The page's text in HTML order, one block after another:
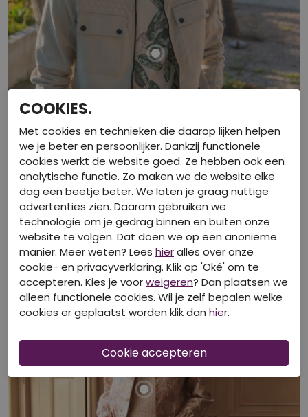
Bekijk look
COOKIES.
Met cookies en technieken die daarop lijken helpen
we je beter en persoonlijker. Dankzij functionele
cookies werkt de website goed. Ze hebben ook een
analytische functie. Zo maken we de website elke
dag een beetje beter. We laten je graag nuttige
advertenties zien. Daarom gebruiken we
technologie om je gedrag binnen en buiten onze
website te volgen. Dat doen we op een anonieme
manier. Meer weten? Lees hieralles over onze
cookie- en privacyverklaring. Klik op 'Oké' om te
accepteren. Kies je voorweigeren? Dan plaatsen we
alleen functionele cookies. Wil je zelf bepalen welke
cookies er geplaatst worden klik dan hier.